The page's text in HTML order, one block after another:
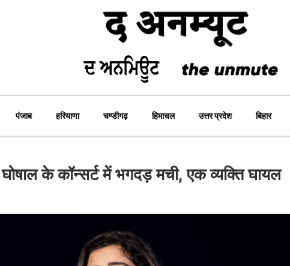
पंजाब हरियाणा चण्डीगढ़ हिमाचल उत्तर प्रदेश बिहार
के कॉन्सर्ट में भगदड़ मची, एक व्यक्ति घायल